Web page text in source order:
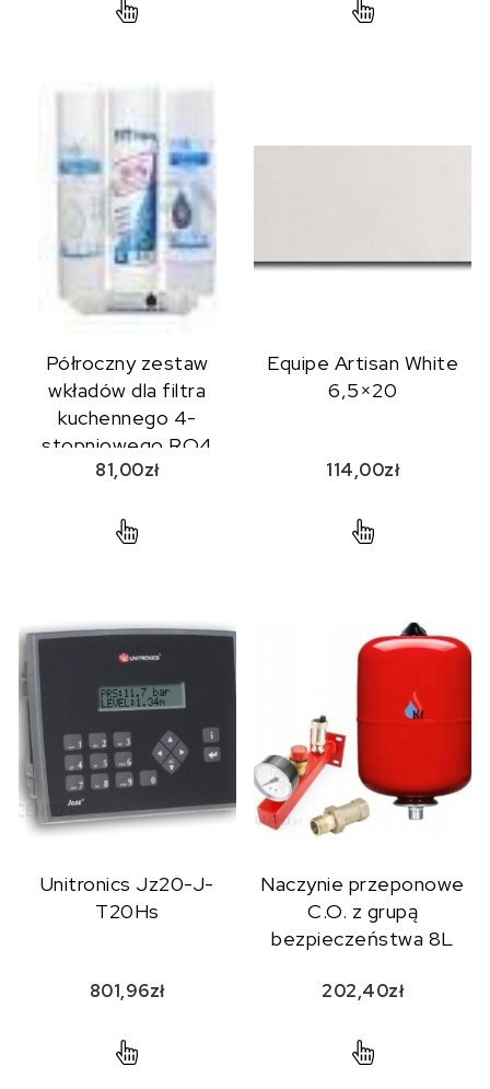
Półroczny zestaw
wkładów dla filtra
kuchennego 4-
stopniowego RO4
FITaqua
81,00zł
Equipe Artisan White
6,5×20
114,00zł
Unitronics Jz20-J-
T20Hs
801,96zł
Naczynie przeponowe
C.O. z grupą
bezpieczeństwa 8L
202,40zł